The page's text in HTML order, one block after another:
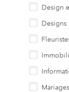
Design